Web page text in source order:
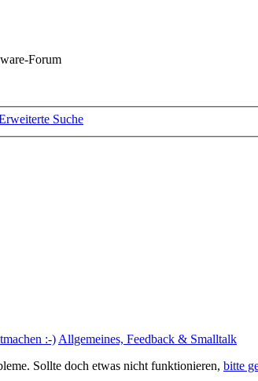
Forum
Suche
:-)Allgemeines, Feedback & Smalltalk
Sollte doch etwas nicht funktionieren, bitte